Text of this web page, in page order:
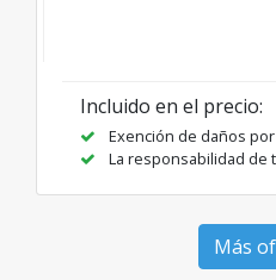
Incluido en el precio:
Exención de daños
La responsabilidad de
Más